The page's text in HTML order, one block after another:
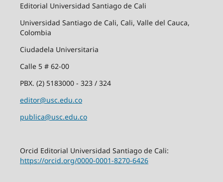
Editorial Universidad Santiago de Cali
Universidad Santiago de Cali, Cali, Valle del Cauca,
Colombia
Ciudadela Universitaria
Calle 5 # 62-00
PBX. (2) 5183000 - 323 / 324
editor@usc.edu.co
publica@usc.edu.co
Orcid Editorial Universidad Santiago de Cali:
https://orcid.org/0000-0001-8270-6426